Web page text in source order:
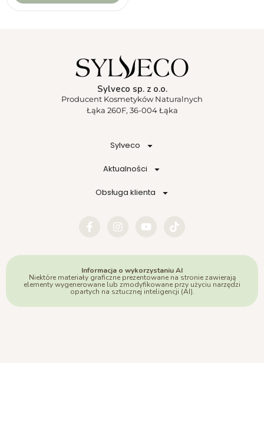
Sylveco sp. z o.o.
Producent Kosmetyków Naturalnych
Łąka 260F, 36-004 Łąka
Sylveco
Aktualności
Obsługa klienta
Informacja o wykorzystaniu AI
Niektóre materiały graficzne prezentowane na stronie zawierają
elementy wygenerowane lub zmodyfikowane przy użyciu narzędzi
opartych na sztucznej inteligencji (AI).